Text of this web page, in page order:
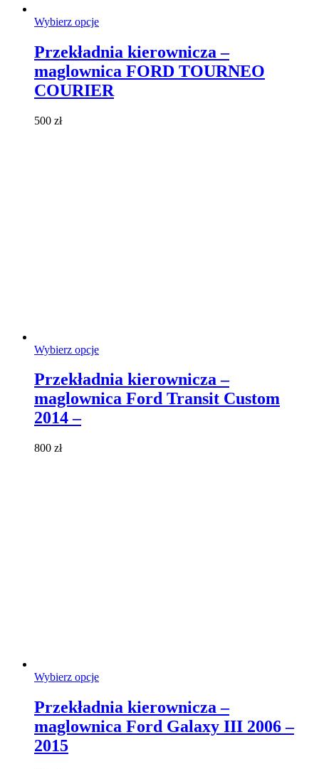
Wybierz opcjeTen
ma
wiele
wariantów.
Opcje
można
Przekładnia kierownicza –
maglownica FORD TOURNEO
COURIER
500 zł
Wybierz opcjeTen
ma
wiele
wariantów.
Przekładnia kierownicza –
maglownica Ford Transit Custom
2014 –
800 zł
Wybierz opcjeTen
ma
wiele
wariantów.
Przekładnia kierownicza –
maglownica Ford Galaxy III 2006 –
2015